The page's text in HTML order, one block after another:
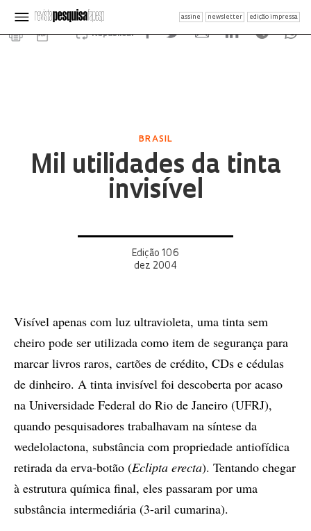
assine newsletter edição impressa
Republicar
BRASIL
Mil utilidades da tinta
invisível
Edição 106
dez 2004
Visível apenas com luz ultravioleta, uma tinta sem
cheiro pode ser utilizada como item de segurança para
marcar livros raros, cartões de crédito, CDs e cédulas
de dinheiro. A tinta invisível foi descoberta por acaso
na Universidade Federal do Rio de Janeiro (UFRJ),
quando pesquisadores trabalhavam na síntese da
wedelolactona, substância com propriedade antiofídica
retirada da erva-botão (Eclipta erecta). Tentando chegar
à estrutura química final, eles passaram por uma
substância intermediária (3-aril cumarina).